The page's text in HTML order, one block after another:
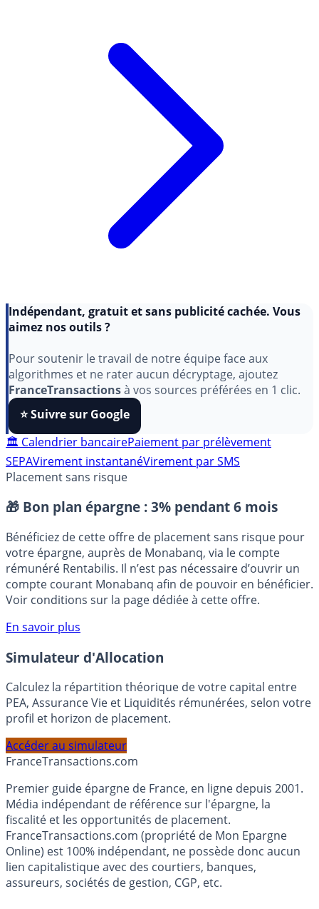
Indépendant, gratuit et sans publicité cachée. Vous
aimez nos outils ?
Pour soutenir le travail de notre équipe face aux
algorithmes et ne rater aucun décryptage, ajoutez
FranceTransactionsà vos sources préférées en 1 clic.
⭐️ Suivre sur Google
🏛️ Calendrier bancairePaiement par prélèvement
SEPAVirement instantanéVirement par SMS
Placement sans risque
🎁 Bon plan épargne : 3% pendant 6 mois
Bénéficiez de cette offre de placement sans risque pour
votre épargne, auprès de Monabanq, via le compte
rémunéré Rentabilis. Il n’est pas nécessaire d’ouvrir un
compte courant Monabanq afin de pouvoir en bénéficier.
Voir conditions sur la page dédiée à cette offre.
En savoir plus
Simulateur d'Allocation
Calculez la répartition théorique de votre capital entre
PEA, Assurance Vie et Liquidités rémunérées, selon votre
profil et horizon de placement.
Accéder au simulateur
FranceTransactions.com
Premier guide épargne de France, en ligne depuis 2001.
Média indépendant de référence sur l'épargne, la
fiscalité et les opportunités de placement.
FranceTransactions.com (propriété de Mon Epargne
Online) est 100% indépendant, ne possède donc aucun
lien capitalistique avec des courtiers, banques,
assureurs, sociétés de gestion, CGP, etc.